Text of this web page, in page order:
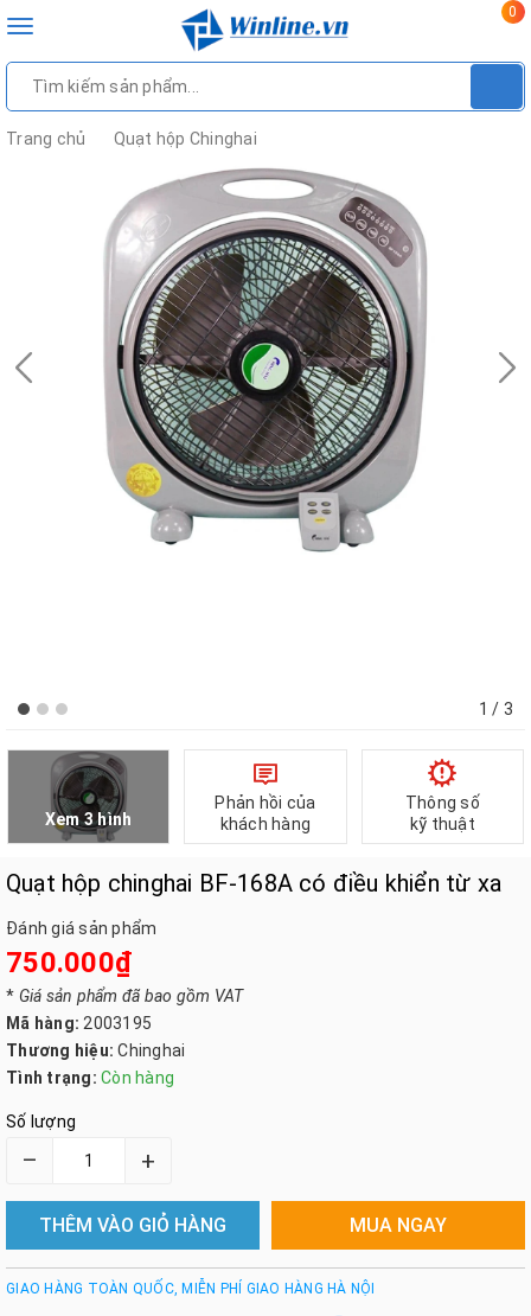
Toggle
0
Trang chủ Quạt hộp Chinghai
1 / 3
Xem 3 hình
Phản hồi của
khách hàng
Thông số
kỹ thuật
Quạt hộp chinghai BF-168A có điều khiển từ xa
Đánh giá sản phẩm
750.000₫
* Giá sản phẩm đã bao gồm VAT
Mã hàng: 2003195
Thương hiệu: Chinghai
Tình trạng: Còn hàng
Số lượng
– +
THÊM VÀO GIỎ HÀNG MUA NGAY
GIAO HÀNG TOÀN QUỐC, MIỄN PHÍ GIAO HÀNG HÀ NỘI